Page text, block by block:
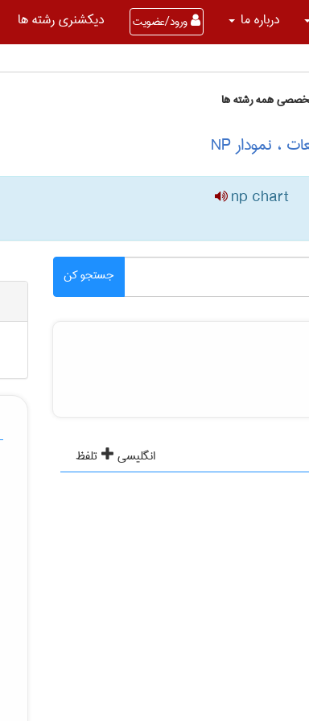
درباره ما ورود/عضویت دیکشنری رشته ها
همه رشته ها
np chart
جستجو کن
انگلیسی تلفظ